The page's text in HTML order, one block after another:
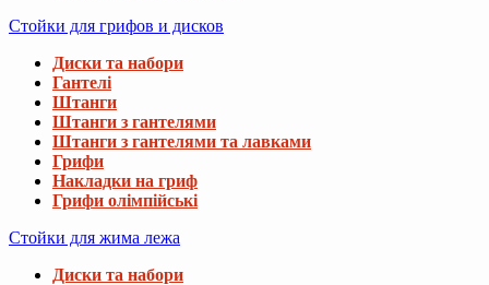
Стойки для грифов и дисков
Диски та набори
Гантелі
Штанги
Штанги з гантелями
Штанги з гантелями та лавками
Грифи
Накладки на гриф
Грифи олімпійські
Стойки для жима лежа
Диски та набори